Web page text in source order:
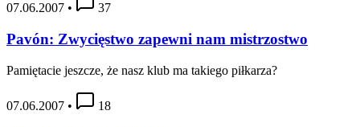
07.06.2007 • 37
Pavón: Zwycięstwo zapewni nam mistrzostwo
Pamiętacie jeszcze, że nasz klub ma takiego piłkarza?
07.06.2007 • 18